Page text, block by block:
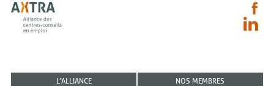
L’ALLIANCE
NOS MEMBRES